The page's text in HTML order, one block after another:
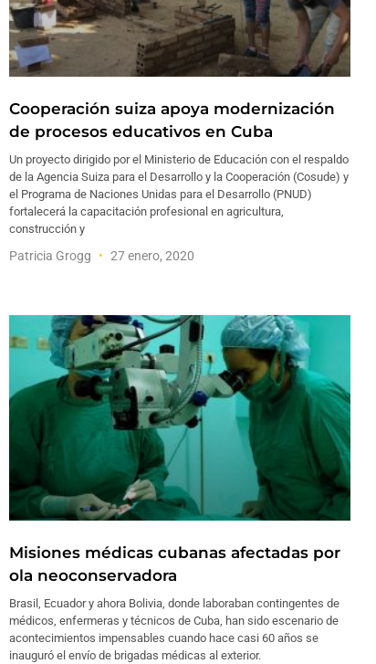
Cooperación suiza apoya modernización
de procesos educativos en Cuba
Un proyecto dirigido por el Ministerio de Educación con el respaldo
de la Agencia Suiza para el Desarrollo y la Cooperación (Cosude) y
el Programa de Naciones Unidas para el Desarrollo (PNUD)
fortalecerá la capacitación profesional en agricultura,
construcción y
Patricia Grogg 27 enero, 2020
Misiones médicas cubanas afectadas por
ola neoconservadora
Brasil, Ecuador y ahora Bolivia, donde laboraban contingentes de
médicos, enfermeras y técnicos de Cuba, han sido escenario de
acontecimientos impensables cuando hace casi 60 años se
inauguró el envío de brigadas médicas al exterior.